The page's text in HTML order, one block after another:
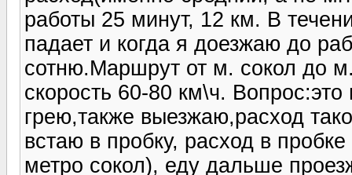
работы 25 минут, 12 км. В
падает и когда я доезжаю до
сотню.Маршрут от м. сокол до
скорость 60-80 км\ч.
грею,также выезжаю,расход
встаю в пробку, расход в
метро сокол), еду дальше